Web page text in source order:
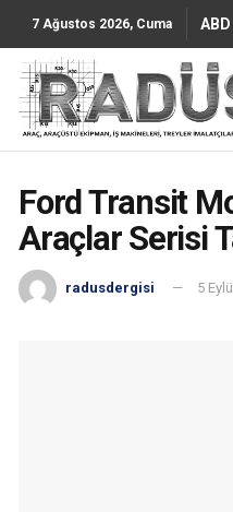
7 Ağustos 2026, Cuma
Ford Transit
Araçlar Serisi
radusdergisi 5